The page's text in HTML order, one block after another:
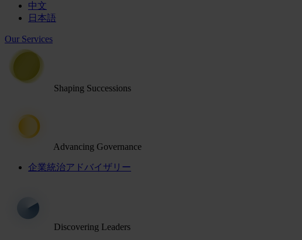
中文
日本語
Our Services
Shaping Successions
Advancing Governance
企業統治アドバイザリー
Discovering Leaders